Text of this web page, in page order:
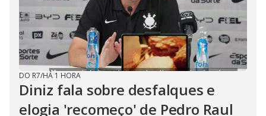
DO R7/HÁ 1 HORA
Diniz fala sobre desfalques e
elogia 'recomeço' de Pedro Raul